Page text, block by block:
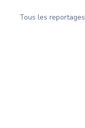
Tous les reportages